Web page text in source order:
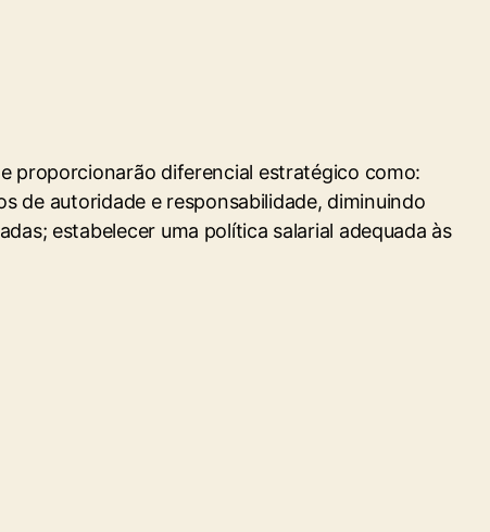
proporcionarão diferencial estratégico como:
de autoridade e responsabilidade, diminuindo
estabelecer uma política salarial adequada às